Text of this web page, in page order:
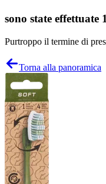
sono state effettuate
Purtroppo il termine di
Torna alla panoramica